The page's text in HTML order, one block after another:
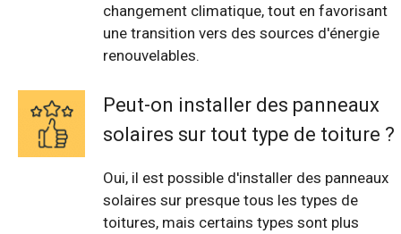
changement climatique, tout en favorisant
une transition vers des sources d'énergie
renouvelables.
Peut-on installer des panneaux
solaires sur tout type de toiture ?
Oui, il est possible d'installer des panneaux
solaires sur presque tous les types de
toitures, mais certains types sont plus